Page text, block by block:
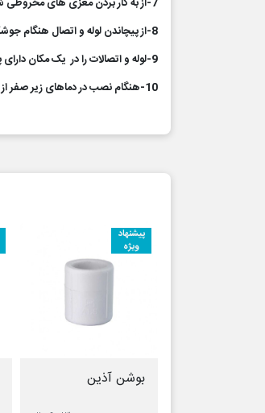
8-از پیچاندن لوله و اتصال هنگام جوشکاری جلوگیری نموده و لوله را کاملا مستقیم و عمودی داخل اتصال فشار دهید
9-لوله و اتصالات را در یک مکان دارای پوشش و مصون از تغییرات آب و هوا انبار نموده و همچنین لوله ها را حداکثر به ارتفاع 5/1 متر قرار دهید
10-هنگام نصب در دماهای زیر صفر از وارد نمودن تنش و ضربه های اضافی به لوله جدا خودداری نموده و هنگام برش لوله را کاملا عمودی و بدون ایجاد ترک ببرید
پیشنهاد
ویژه
بوشن آذین